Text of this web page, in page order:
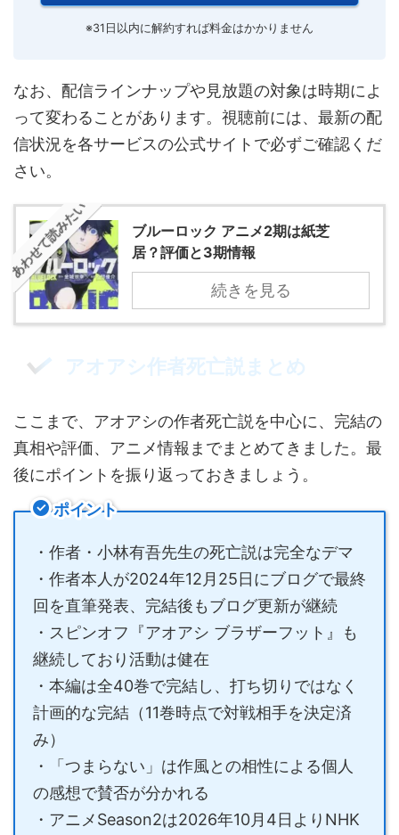
※31日以内に解約すれば料金はかかりません
なお、配信ラインナップや見放題の対象は時期によ
って変わることがあります。視聴前には、最新の配
信状況を各サービスの公式サイトで必ずご確認くだ
さい。
あわせて読みたい
ブルーロック アニメ2期は紙芝
居？評価と3期情報
続きを見る
アオアシ作者死亡説まとめ
ここまで、アオアシの作者死亡説を中心に、完結の
真相や評価、アニメ情報までまとめてきました。最
後にポイントを振り返っておきましょう。
ポイント
・作者・小林有吾先生の死亡説は完全なデマ
・作者本人が2024年12月25日にブログで最終
回を直筆発表、完結後もブログ更新が継続
・スピンオフ『アオアシ ブラザーフット』も
継続しており活動は健在
・本編は全40巻で完結し、打ち切りではなく
計画的な完結（11巻時点で対戦相手を決定済
み）
・「つまらない」は作風との相性による個人
の感想で賛否が分かれる
・アニメSeason2は2026年10月4日よりNHK